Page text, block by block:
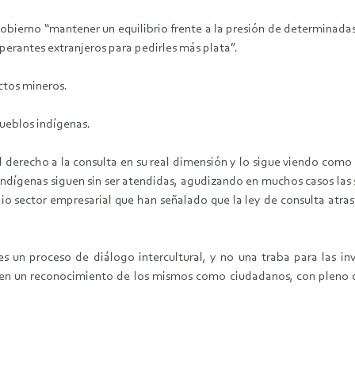
“mantener un equilibrio frente a la presión de
extranjeros para pedirles más plata”.
mineros.
indígenas.
a la consulta en su real dimensión y lo sigue viendo
siguen sin ser atendidas, agudizando en muchos casos
sector empresarial que han señalado que la ley de consulta
un proceso de diálogo intercultural, y no una traba para las
un reconocimiento de los mismos como ciudadanos, con